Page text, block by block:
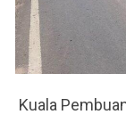
Kuala